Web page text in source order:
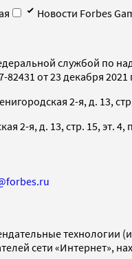
Новости Forbes
службой по
от 23 декабря 2021
2-я, д. 13,
2-я, д. 13, стр. 15, эт. 4,
технологии
сети «Интернет»,